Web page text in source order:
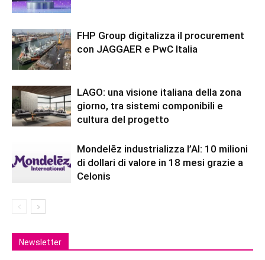
FHP Group digitalizza il procurement
con JAGGAER e PwC Italia
LAGO: una visione italiana della zona
giorno, tra sistemi componibili e
cultura del progetto
Mondelēz industrializza l’AI: 10 milioni
di dollari di valore in 18 mesi grazie a
Celonis
Newsletter